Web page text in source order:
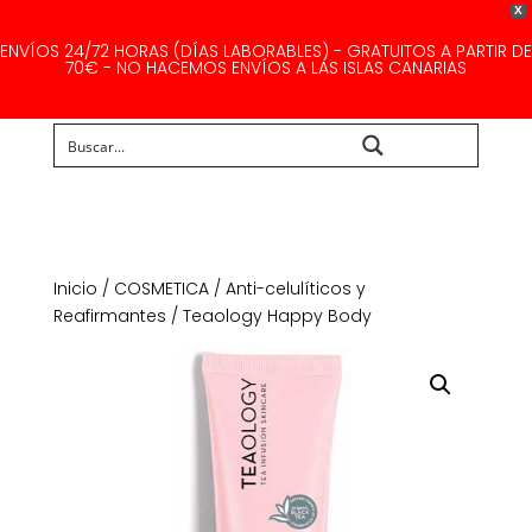
X
ENVÍOS 24/72 HORAS (DÍAS LABORABLES) - GRATUITOS A PARTIR DE
70€ - NO HACEMOS ENVÍOS A LAS ISLAS CANARIAS
Inicio / COSMETICA/ Anti-celulíticos y
Reafirmantes / Teaology Happy Body